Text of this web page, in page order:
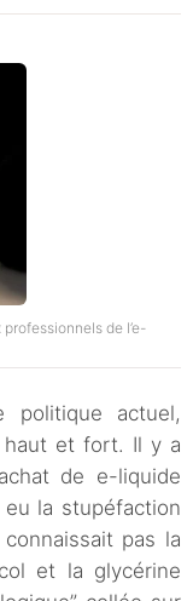
de l’e-
actuel,
haut et fort. Il y a
de e-liquide
eu la stupéfaction
pas la
et la glycérine